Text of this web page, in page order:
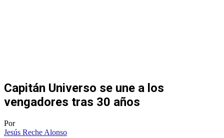
Capitán Universo se une a los
vengadores tras 30 años
Por
Jesús Reche Alonso